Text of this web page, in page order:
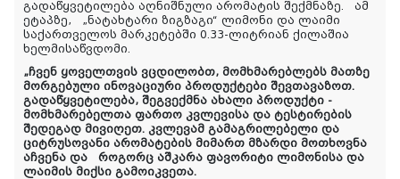
გადაწყვეტილება აღნიშნული არომატის შექმნაზე. ამ
ეტაპზე, „ნატახტარი ზიგზაგი“ ლიმონი და ლაიმი
საქართველოს მარკეტებში 0.33-ლიტრიან ქილაშია
ხელმისაწვდომი.
„ჩვენ ყოველთვის ვცდილობთ, მომხმარებლებს მათზე
მორგებული ინოვაციური პროდუქტები შევთავაზოთ.
გადაწყვეტილება, შეგვექმნა ახალი პროდუქტი -
მომხმარებელთა ფართო კვლევისა და ტესტირების
შედეგად მივიღეთ. კვლევამ გამაგრილებელი და
ციტრუსოვანი არომატების მიმართ მზარდი მოთხოვნა
აჩვენა და როგორც აშკარა ფავორიტი ლიმონისა და
ლაიმის მიქსი გამოიკვეთა.